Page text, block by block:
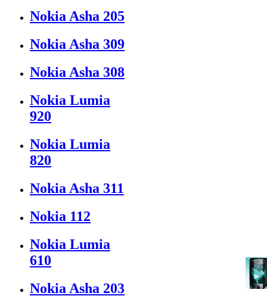
Nokia Asha 205
Nokia Asha 309
Nokia Asha 308
Nokia Lumia
920
Nokia Lumia
820
Nokia Asha 311
Nokia 112
Nokia Lumia
610
Nokia Asha 203